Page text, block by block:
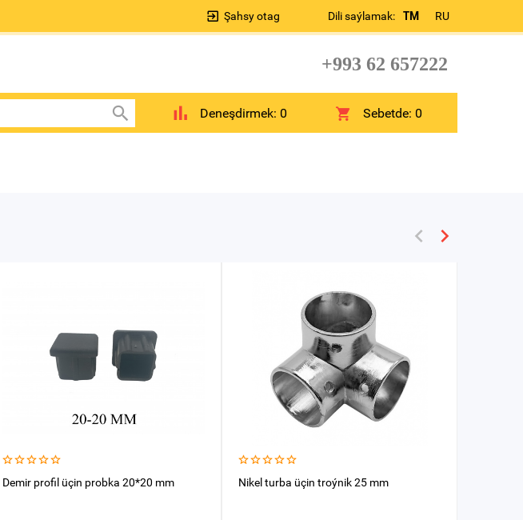
Dili saýlamak: TM RU
Şahsy otag
+993 62 657222
Deneşdirmek: 0 Sebetde:0
Demir profil üçin probka 20*20 mm Nikel turba üçin troýnik 25 mm